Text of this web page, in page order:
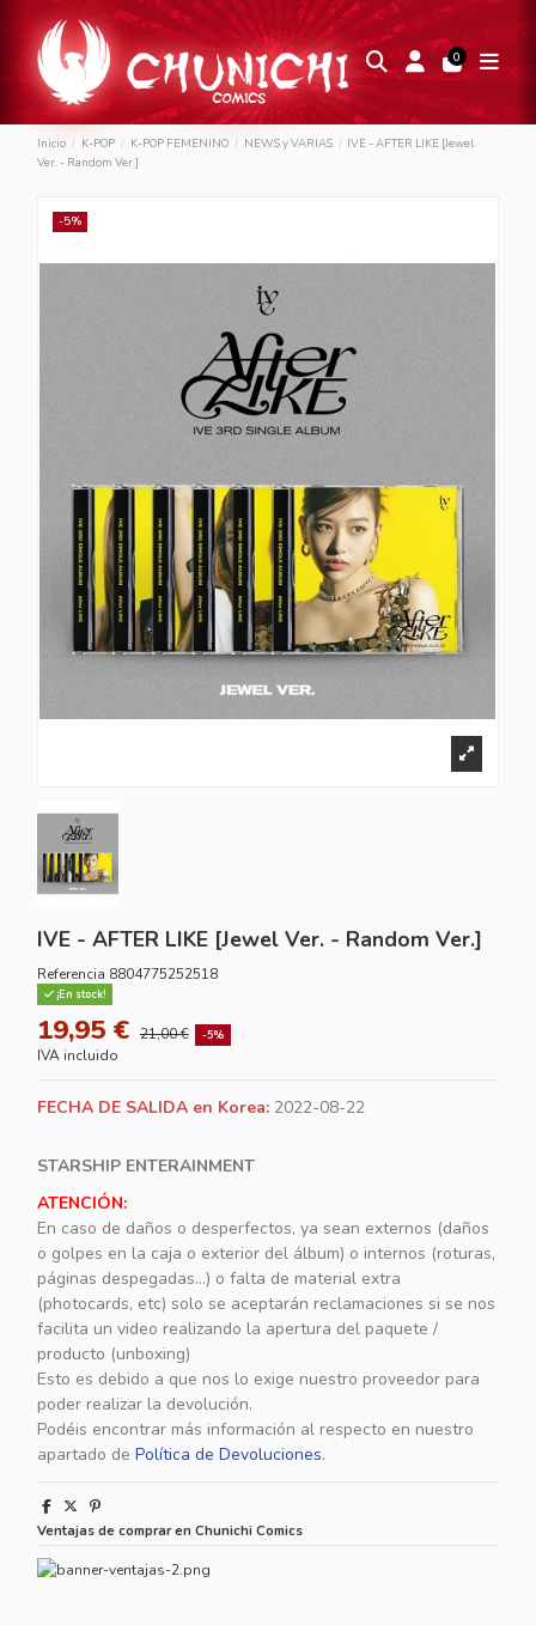
0
Inicio K-POP K-POP FEMENINO NEWS y VARIAS
IVE - AFTER LIKE [Jewel
Ver. - Random Ver.]
-5%
IVE - AFTER LIKE [Jewel Ver. - Random Ver.]
Referencia 8804775252518
¡En stock!
19,95 € 21,00 € -5%
IVA incluido
FECHA DE SALIDA en Korea: 2022-08-22
STARSHIP ENTERAINMENT
ATENCIÓN:
En caso de daños o desperfectos, ya sean externos (daños
o golpes en la caja o exterior del álbum) o internos (roturas,
páginas despegadas...) o falta de material extra
(photocards, etc) solo se aceptarán reclamaciones si se nos
facilita un video realizando la apertura del paquete /
producto (unboxing)
Esto es debido a que nos lo exige nuestro proveedor para
poder realizar la devolución.
Podéis encontrar más información al respecto en nuestro
apartado de Política de Devoluciones.
Ventajas de comprar en Chunichi Comics